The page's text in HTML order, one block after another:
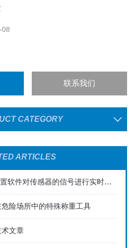
08
联系我们
CATEGORY
ARTICLES
EXCELL天平内置软件对传感器的信号进行实时处理和分析
险场所中的特殊称重工具
文章